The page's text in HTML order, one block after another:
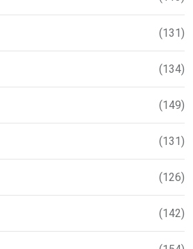
(131)
(134)
(149)
(131)
(126)
(142)